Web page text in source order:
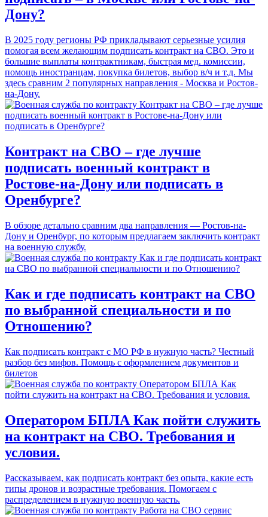
Дону?
В 2025 году регионы РФ прикладывают серьезные усилия
помогая всем желающим подписать контракт на СВО. Это и
большие выплаты контрактникам, быстрая мед. комиссии,
помощь иностранцам, покупка билетов, выбор в/ч и т.д. Мы
здесь сравним 2 популярных направления - Москва и Ростов-
на-Дону.
Контракт на СВО – где лучше
подписать военный контракт в
Ростове-на-Дону или подписать в
Оренбурге?
В обзоре детально сравним два направления — Ростов-на-
Дону и Оренбург, по которым предлагаем заключить контракт
на военную службу.
Как и где подписать контракт на СВО
по выбранной специальности и по
Отношению?
Как подписать контракт с МО РФ в нужную часть? Честный
разбор без мифов. Помощь с оформлением документов и
билетов
Оператором БПЛА Как пойти служить
на контракт на СВО. Требования и
условия.
Рассказываем, как подписать контракт без опыта, какие есть
типы дронов и возрастные требования. Помогаем с
распределением в нужную военную часть.